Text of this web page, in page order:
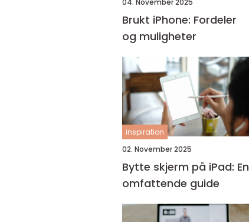
04. November 2025
Brukt iPhone: Fordeler
og muligheter
inspiration
02. November 2025
Bytte skjerm på iPad: En
omfattende guide